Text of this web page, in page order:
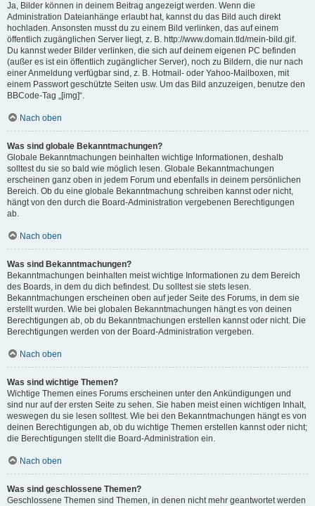
Ja, Bilder können in deinem Beitrag angezeigt werden. Wenn die
Administration Dateianhänge erlaubt hat, kannst du das Bild auch direkt
hochladen. Ansonsten musst du zu einem Bild verlinken, das auf einem
öffentlich zugänglichen Server liegt, z. B. http://www.domain.tld/mein-bild.gif.
Du kannst weder Bilder verlinken, die sich auf deinem eigenen PC befinden
(außer es ist ein öffentlich zugänglicher Server), noch zu Bildern, die nur nach
einer Anmeldung verfügbar sind, z. B. Hotmail- oder Yahoo-Mailboxen, mit
einem Passwort geschützte Seiten usw. Um das Bild anzuzeigen, benutze den
BBCode-Tag „[img]“.
Nach oben
Was sind globale Bekanntmachungen?
Globale Bekanntmachungen beinhalten wichtige Informationen, deshalb
solltest du sie so bald wie möglich lesen. Globale Bekanntmachungen
erscheinen ganz oben in jedem Forum und ebenfalls in deinem persönlichen
Bereich. Ob du eine globale Bekanntmachung schreiben kannst oder nicht,
hängt von den durch die Board-Administration vergebenen Berechtigungen
ab.
Nach oben
Was sind Bekanntmachungen?
Bekanntmachungen beinhalten meist wichtige Informationen zu dem Bereich
des Boards, in dem du dich befindest. Du solltest sie stets lesen.
Bekanntmachungen erscheinen oben auf jeder Seite des Forums, in dem sie
erstellt wurden. Wie bei globalen Bekanntmachungen hängt es von deinen
Berechtigungen ab, ob du Bekanntmachungen erstellen kannst oder nicht. Die
Berechtigungen werden von der Board-Administration vergeben.
Nach oben
Was sind wichtige Themen?
Wichtige Themen eines Forums erscheinen unter den Ankündigungen und
sind nur auf der ersten Seite zu sehen. Sie haben meist einen wichtigen Inhalt,
weswegen du sie lesen solltest. Wie bei den Bekanntmachungen hängt es von
deinen Berechtigungen ab, ob du wichtige Themen erstellen kannst oder nicht;
die Berechtigungen stellt die Board-Administration ein.
Nach oben
Was sind geschlossene Themen?
Geschlossene Themen sind Themen, in denen nicht mehr geantwortet werden